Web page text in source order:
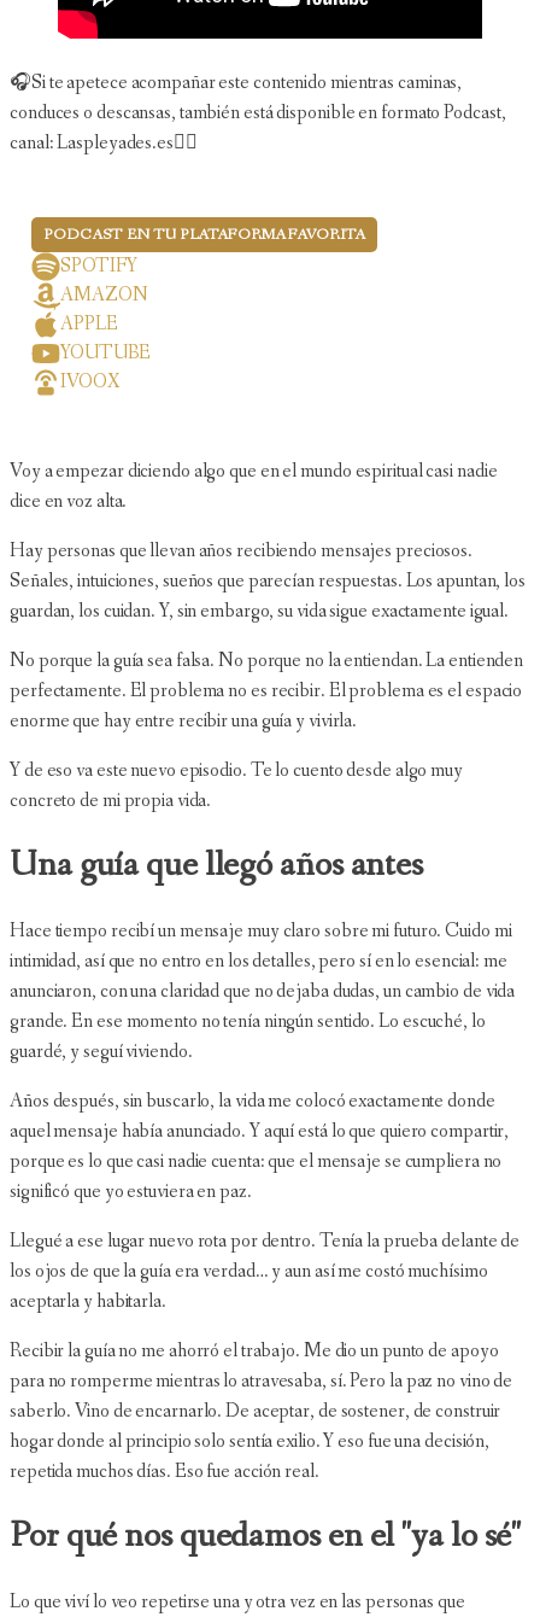
🎧Si te apetece acompañar este contenido mientras caminas,
conduces o descansas, también está disponible en formato Podcast,
canal: Laspleyades.es👇🏻
PODCAST EN TU PLATAFORMA FAVORITA
SPOTIFY
AMAZON
APPLE
YOUTUBE
IVOOX
Voy a empezar diciendo algo que en el mundo espiritual casi nadie
dice en voz alta.
Hay personas que llevan años recibiendo mensajes preciosos.
Señales, intuiciones, sueños que parecían respuestas. Los apuntan, los
guardan, los cuidan. Y, sin embargo, su vida sigue exactamente igual.
No porque la guía sea falsa. No porque no la entiendan. La entienden
perfectamente. El problema no es recibir. El problema es el espacio
enorme que hay entre recibir una guía y vivirla.
Y de eso va este nuevo episodio. Te lo cuento desde algo muy
concreto de mi propia vida.
Una guía que llegó años antes
Hace tiempo recibí un mensaje muy claro sobre mi futuro. Cuido mi
intimidad, así que no entro en los detalles, pero sí en lo esencial: me
anunciaron, con una claridad que no dejaba dudas, un cambio de vida
grande. En ese momento no tenía ningún sentido. Lo escuché, lo
guardé, y seguí viviendo.
Años después, sin buscarlo, la vida me colocó exactamente donde
aquel mensaje había anunciado. Y aquí está lo que quiero compartir,
porque es lo que casi nadie cuenta: que el mensaje se cumpliera no
significó que yo estuviera en paz.
Llegué a ese lugar nuevo rota por dentro. Tenía la prueba delante de
los ojos de que la guía era verdad… y aun así me costó muchísimo
aceptarla y habitarla.
Recibir la guía no me ahorró el trabajo. Me dio un punto de apoyo
para no romperme mientras lo atravesaba, sí. Pero la paz no vino de
saberlo. Vino de encarnarlo. De aceptar, de sostener, de construir
hogar donde al principio solo sentía exilio. Y eso fue una decisión,
repetida muchos días. Eso fue acción real.
Por qué nos quedamos en el "ya lo sé"
Lo que viví lo veo repetirse una y otra vez en las personas que